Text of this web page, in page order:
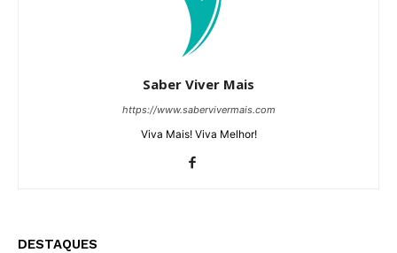
Saber Viver Mais
https://www.sabervivermais.com
Viva Mais! Viva Melhor!
DESTAQUES